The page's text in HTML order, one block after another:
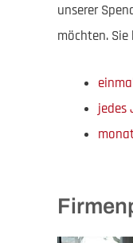
unserer
möchten.
jedes